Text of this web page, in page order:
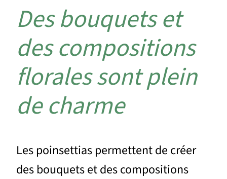
Des bouquets et
des compositions
florales sont plein
de charme
Les poinsettias permettent de créer
des bouquets et des compositions